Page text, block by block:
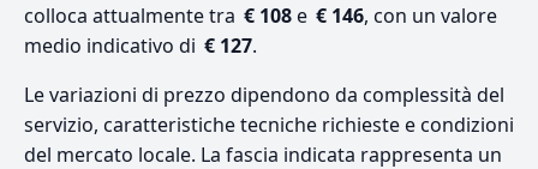
colloca attualmente tra € 108e € 146, con un valore
medio indicativo di € 127.
Le variazioni di prezzo dipendono da complessità del
servizio, caratteristiche tecniche richieste e condizioni
del mercato locale. La fascia indicata rappresenta un